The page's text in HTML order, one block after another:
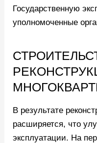
Государственную
уполномоченные
В результате
расширяется, что
эксплуатации. На